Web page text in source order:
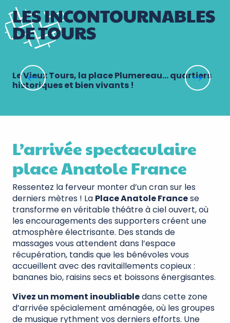
LES INCONTOURNABLES
DE TOURS
Le Vieux Tours, la place Plumereau… quartiers
historiques et bien vivants !
L’arrivée spectaculaire
place Anatole France
Ressentez la ferveur monter d’un cran sur les
derniers mètres ! La Place Anatole Francese
transforme en véritable théâtre à ciel ouvert, où
les encouragements des supporters créent une
atmosphère électrisante. Des stands de
massages vous attendent dans l’espace
récupération, tandis que les bénévoles vous
accueillent avec des ravitaillements copieux :
bananes bio, raisins secs et boissons énergisantes.
Vivez un moment inoubliabledans cette zone
d’arrivée spécialement aménagée, où les groupes
de musique rythment vos derniers efforts. Une